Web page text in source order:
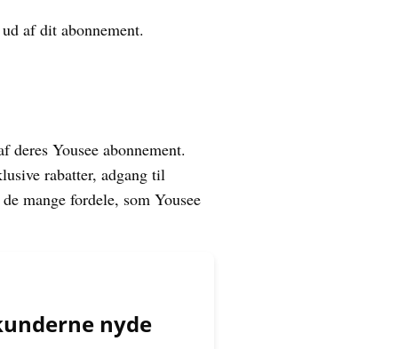
af dit abonnement.
Yousee abonnement.
rabatter, adgang til
mange fordele, som Yousee
nyde